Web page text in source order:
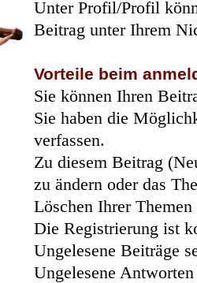
Unter Profil/Profil
Beitrag unter Ihrem
Vorteile beim
Sie können Ihren
Sie haben die
verfassen.
Zu diesem Beitrag
zu ändern oder das
Löschen Ihrer
Die Registrierung ist
Ungelesene Beiträge
Ungelesene